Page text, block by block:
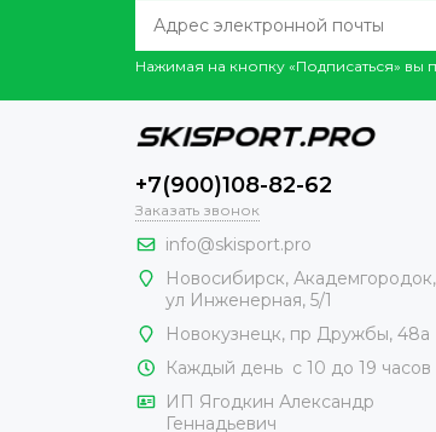
Нажимая на кнопку «Подписаться» вы
+7(900)108-82-62
Заказать звонок
info@skisport.pro
Новосибирск, Академгородок,
ул Инженерная, 5/1
Новокузнецк, пр Дружбы, 48а
Каждый день с 10 до 19 часов
ИП Ягодкин Александр
Геннадьевич